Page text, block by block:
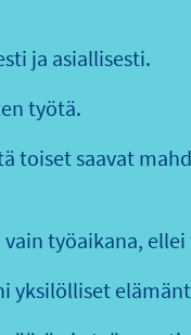
ja asiallisesti.
työtä.
toiset saavat
vain työaikana,
yksilölliset